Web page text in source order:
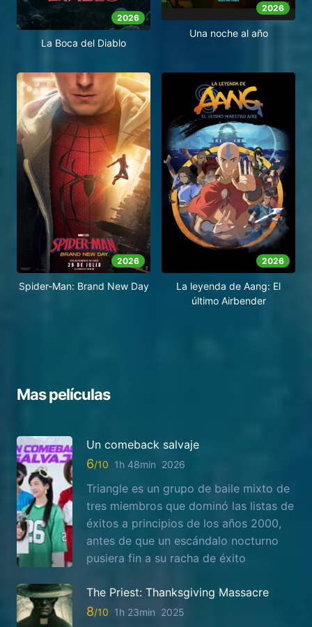
2026
La Boca del Diablo
2026
Una noche al año
2026
Spider-Man: Brand New Day
2026
La leyenda de Aang: El
último Airbender
Mas películas
Un comeback salvaje
6 1h 48min 2026
Triangle es un grupo de baile mixto de
tres miembros que dominó las listas de
éxitos a principios de los años 2000,
antes de que un escándalo nocturno
pusiera fin a su racha de éxito
The Priest: Thanksgiving Massacre
8 1h 23min 2025